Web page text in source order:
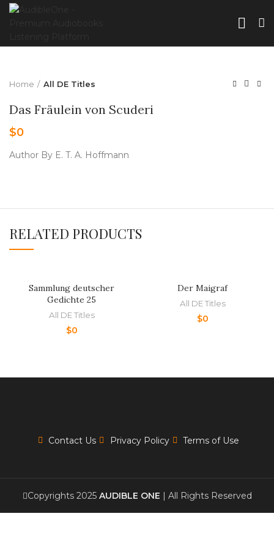
Home All DE Titles
Das Fräulein von Scuderi
$0
Author By E. T. A. Hoffmann
RELATED PRODUCTS
Sammlung deutscher
Gedichte 25
All DE Titles
$0
Der Maigraf
All DE Titles
$0
Contact Us Privacy Policy Terms of Use
Copyrights 2025 AUDIBLE ONE | All Rights Reserved